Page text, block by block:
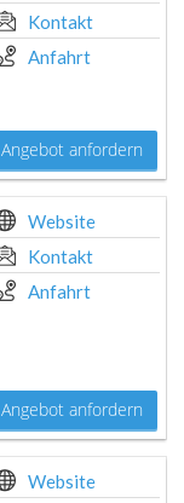
Kontakt
Anfahrt
Angebot anfordern
Website
Kontakt
Anfahrt
Angebot anfordern
Website